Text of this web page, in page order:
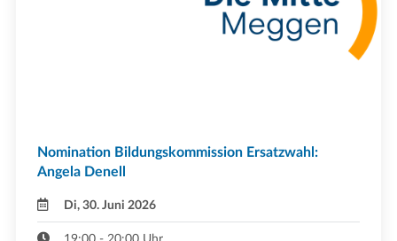
Nomination Bildungskommission Ersatzwahl:
Angela Denell
Di, 30. Juni 2026